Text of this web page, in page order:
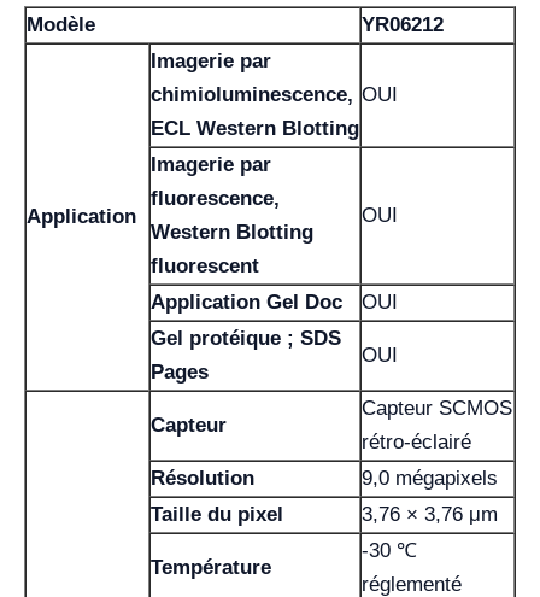
Modèle YR06212
Application
Imagerie par
chimioluminescence,
ECL Western Blotting
OUI
Imagerie par
fluorescence,
Western Blotting
fluorescent
OUI
Application Gel Doc
OUI
Gel protéique ; SDS
Pages
OUI
Capteur
Capteur SCMOS
rétro-éclairé
Résolution
9,0 mégapixels
Taille du pixel
3,76 × 3,76 μm
Température
-30 ℃
réglementé